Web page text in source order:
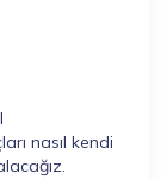
nasıl kendi